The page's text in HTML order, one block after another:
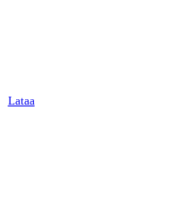
Lataa